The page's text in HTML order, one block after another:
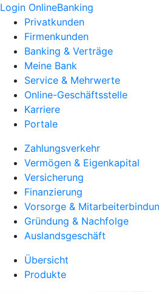
Login OnlineBanking
Privatkunden
Firmenkunden
Banking & Verträge
Meine Bank
Service & Mehrwerte
Online-Geschäftsstelle
Karriere
Portale
Zahlungsverkehr
Vermögen & Eigenkapital
Versicherung
Finanzierung
Vorsorge &
Gründung & Nachfolge
Auslandsgeschäft
Übersicht
Produkte